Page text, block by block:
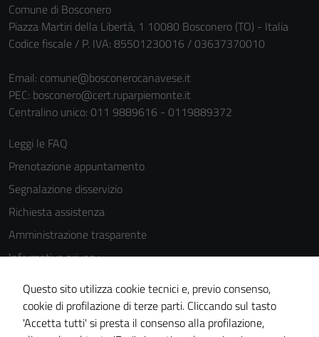
Comune di Bosconero
Piazza Martiri della Libertà, 1 10080 Bosconero (TO) - Italia
Codice fiscale / P. IVA: 85501230016 / 03637370010
Email: comune@bosconerocanavese.it
PEC: bosconero@cert.ruparpiemonte.it
Centralino unico: 011 9889616 - 0119889372
Leggi le FAQ
Prenotazione appuntamento
Segnalazione disservizio
Richiesta assistenza
Amministrazione trasparente
Informativa privacy
Cookie Policy
Note legali
Dichiarazione di accessibilità
Questo sito utilizza cookie tecnici e, previo consenso,
cookie di profilazione di terze parti. Cliccando sul tasto
'Accetta tutti' si presta il consenso alla profilazione,